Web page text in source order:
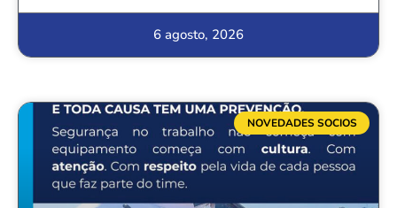
6 agosto, 2026
NOVEDADES SOCIOS